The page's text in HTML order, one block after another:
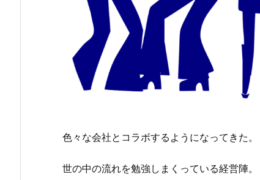
色々な会社とコラボするようになってきた。
世の中の流れを勉強しまくっている経営陣。